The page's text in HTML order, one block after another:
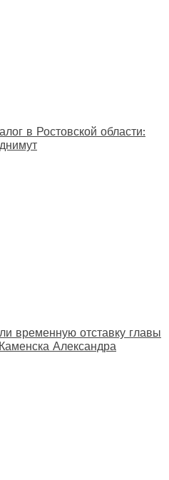
в Ростовской области:
временную отставку главы
Александра